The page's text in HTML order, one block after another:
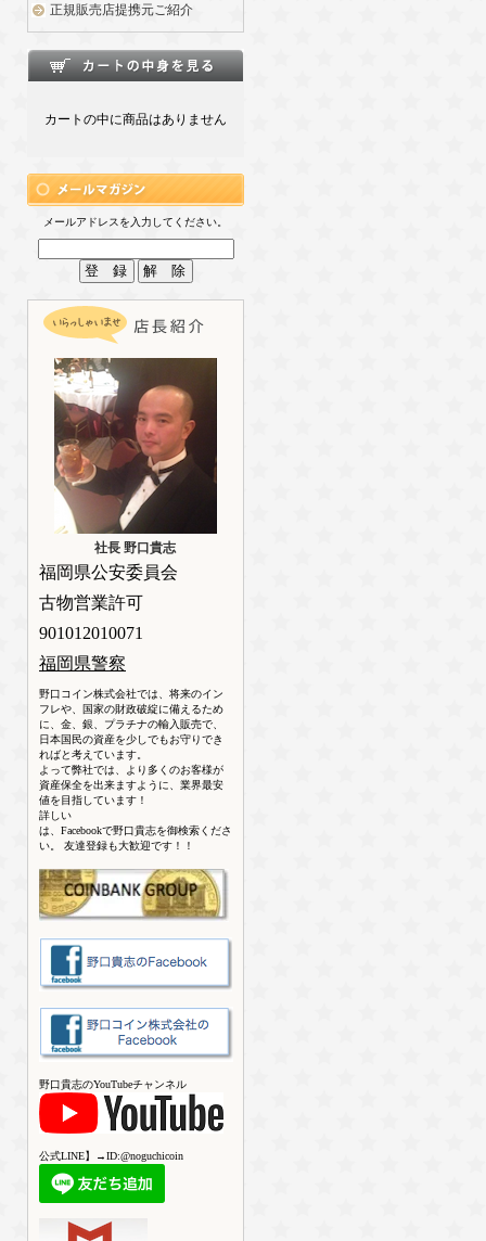
正規販売店提携元ご紹介
カートの中に商品はありません
メールアドレスを入力してください。
社長 野口貴志
福岡県公安委員会
古物営業許可
901012010071
福岡県警察
野口コイン株式会社では、将来のイン
フレや、国家の財政破綻に備えるため
に、金、銀、プラチナの輸入販売で、
日本国民の資産を少しでもお守りでき
ればと考えています。
よって弊社では、より多くのお客様が
資産保全を出来ますように、業界最安
値を目指しています！
詳しい
は、Facebookで野口貴志を御検索くださ
い。 友達登録も大歓迎です！！
野口貴志のYouTubeチャンネル
公式LINE】→ID:@noguchicoin